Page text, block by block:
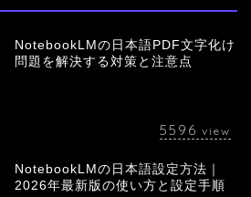
NotebookLMの日本語PDF文字化け
問題を解決する対策と注意点
5596 view
NotebookLMの日本語設定方法｜
2026年最新版の使い方と設定手順
会社概要